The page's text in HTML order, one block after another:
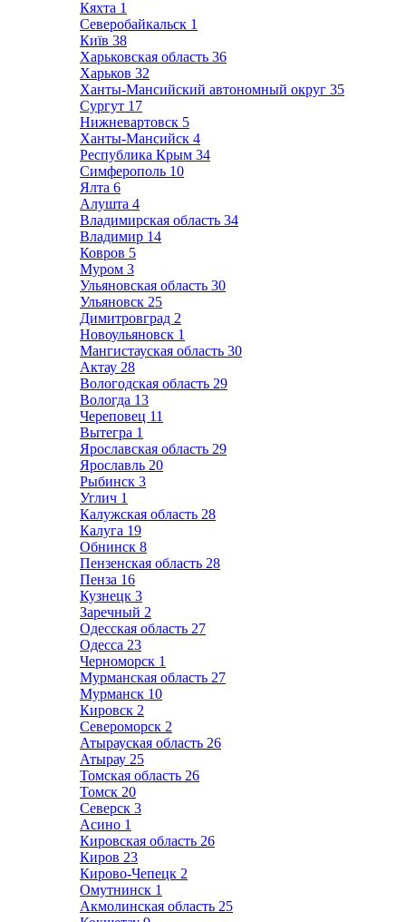
Кяхта 1
Северобайкальск 1
Київ 38
Харьковская область 36
Харьков 32
Ханты-Мансийский автономный округ 35
Сургут 17
Нижневартовск 5
Ханты-Мансийск 4
Республика Крым 34
Симферополь 10
Ялта 6
Алушта 4
Владимирская область 34
Владимир 14
Ковров 5
Муром 3
Ульяновская область 30
Ульяновск 25
Димитровград 2
Новоульяновск 1
Мангистауская область 30
Актау 28
Вологодская область 29
Вологда 13
Череповец 11
Вытегра 1
Ярославская область 29
Ярославль 20
Рыбинск 3
Углич 1
Калужская область 28
Калуга 19
Обнинск 8
Пензенская область 28
Пенза 16
Кузнецк 3
Заречный 2
Одесская область 27
Одесса 23
Черноморск 1
Мурманская область 27
Мурманск 10
Кировск 2
Североморск 2
Атырауская область 26
Атырау 25
Томская область 26
Томск 20
Северск 3
Асино 1
Кировская область 26
Киров 23
Кирово-Чепецк 2
Омутнинск 1
Акмолинская область 25